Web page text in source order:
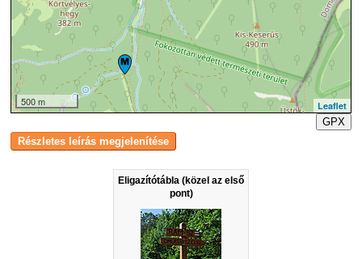
Eligazítótábla (közel az első
pont)
500 m
Leaflet
GPX